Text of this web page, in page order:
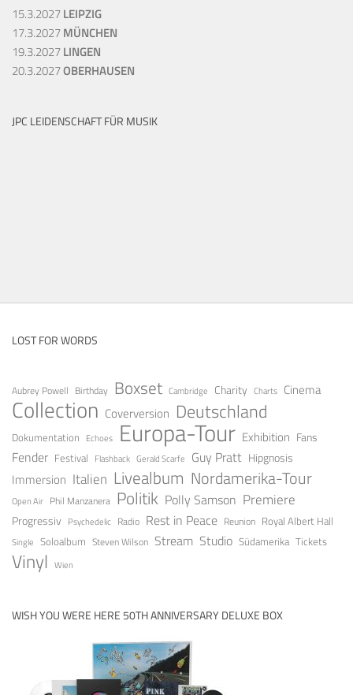
15.3.2027LEIPZIG
17.3.2027MÜNCHEN
19.3.2027LINGEN
20.3.2027OBERHAUSEN
JPC LEIDENSCHAFT FÜR MUSIK
LOST FOR WORDS
Aubrey Powell Birthday Boxset Cambridge Charity Charts Cinema
Collection Coverversion Deutschland
Dokumentation Echoes Europa-Tour Exhibition Fans
Fender Festival Flashback Gerald Scarfe Guy Pratt Hipgnosis
Immersion Italien Livealbum Nordamerika-Tour
Open Air Phil Manzanera Politik Polly Samson Premiere
Progressiv Psychedelic Radio Rest in Peace Reunion Royal Albert Hall
Single Soloalbum Steven Wilson Stream Studio Südamerika Tickets
Vinyl Wien
WISH YOU WERE HERE 50TH ANNIVERSARY DELUXE BOX